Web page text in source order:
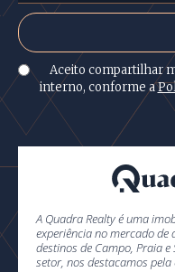
Aceito compartilhar
interno, conforme a
A Quadra Realty é uma
experiência no mercado
destinos de Campo, Praia
setor, nos destacamos